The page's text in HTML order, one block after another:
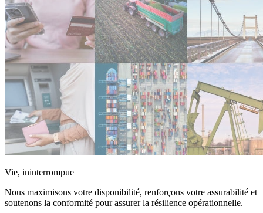
Vie, ininterrompue
Nous maximisons votre disponibilité, renforçons votre assurabilité et
soutenons la conformité pour assurer la résilience opérationnelle.